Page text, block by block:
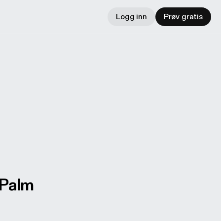
Logg inn Prøv gratis